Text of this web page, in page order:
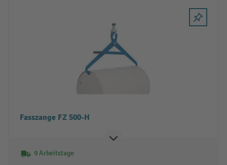
Fasszange FZ 500-H
9 Arbeitstage